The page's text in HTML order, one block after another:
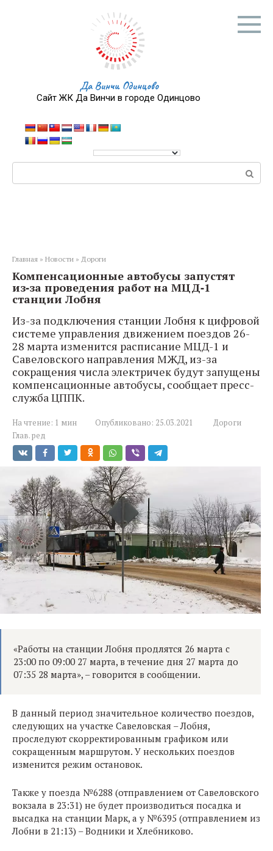
Да Винчи Одинцово
Сайт ЖК Да Винчи в городе Одинцово
Главная » Новости » Дороги
Компенсационные автобусы запустят
из‑за проведения работ на МЦД‑1
станции Лобня
Из-за подключения станции Лобня к цифровой
системе управления движением поездов 26-
28 марта изменится расписание МЦД-1 и
Савеловского направления МЖД, из-за
сокращения числа электричек будут запущены
компенсационные автобусы, сообщает пресс-
служба ЦППК.
На чтение: 1 мин Опубликовано: 25.03.2021
Дороги
Глав. ред
«Работы на станции Лобня продлятся 26 марта с
23:00 по 09:00 27 марта, в течение дня 27 марта до
07:35 28 марта», – говорится в сообщении.
В данный период значительное количество поездов,
следующих на участке Савеловская – Лобня,
проследуют скорректированным графиком или
сокращенным маршрутом. У нескольких поездов
изменится режим остановок.
Также у поезда №6288 (отправлением от Савеловского
вокзала в 23:31) не будет производиться посадка и
высадка на станции Марк, а у №6395 (отправлением из
Лобни в 21:13) – Водники и Хлебниково.